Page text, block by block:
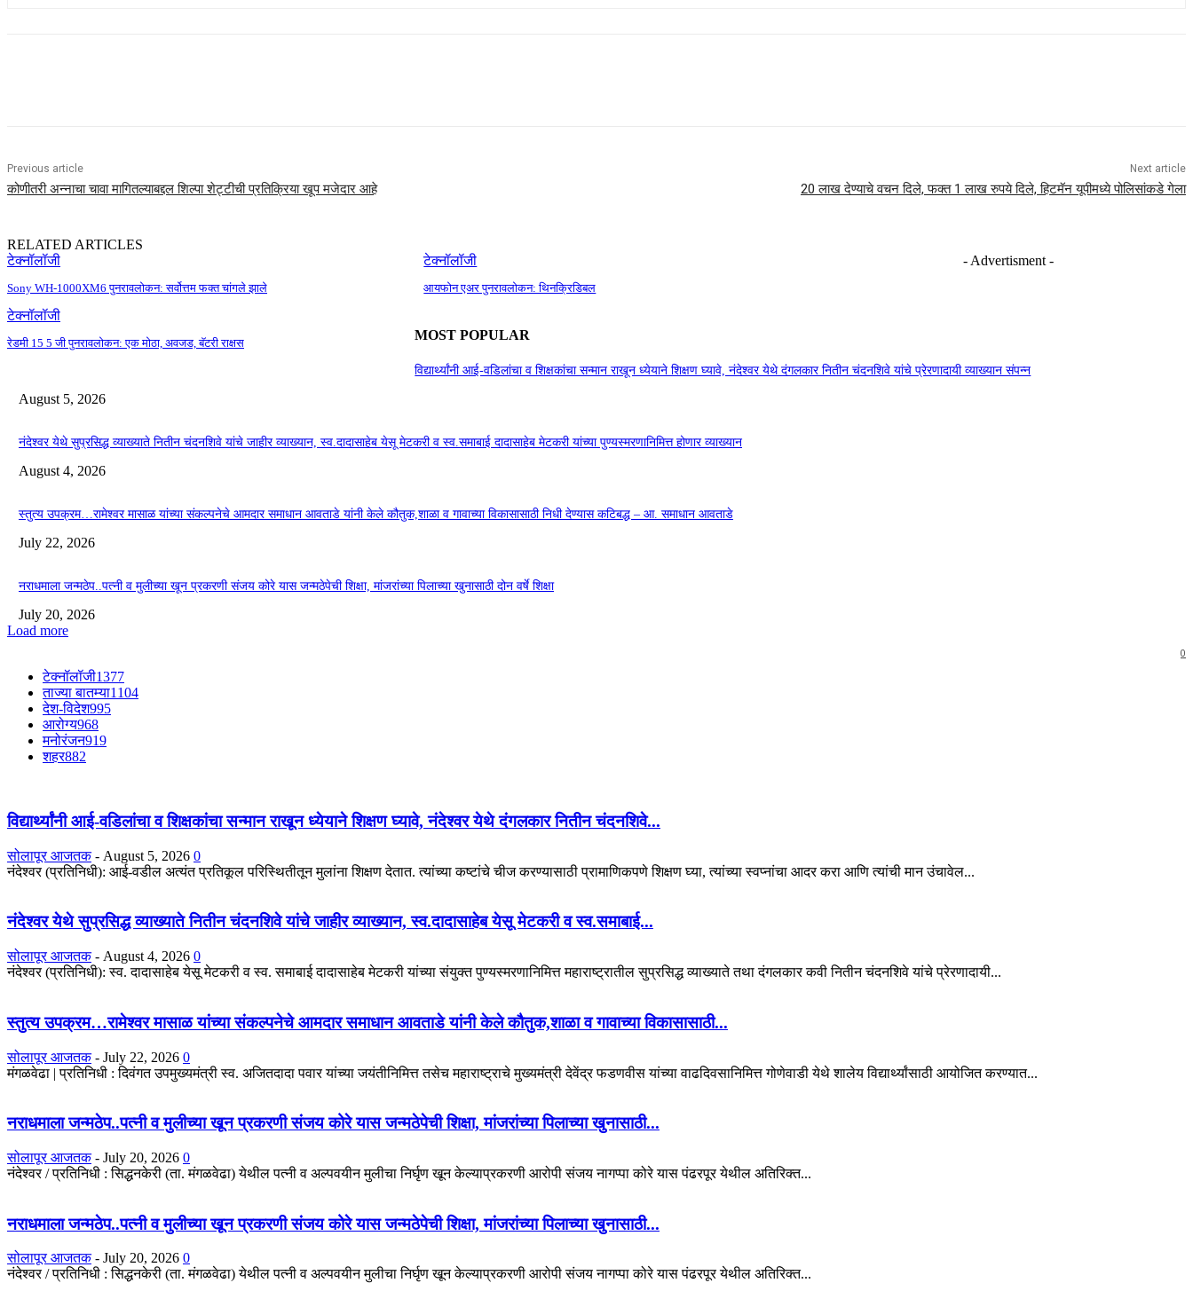
Previous article
कोणीतरी अन्नाचा चावा मागितल्याबद्दल शिल्पा शेट्टीची प्रतिक्रिया खूप मजेदार आहे
Next article
20 लाख देण्याचे वचन दिले, फक्त 1 लाख रुपये दिले, हिटमॅन यूपीमध्ये पोलिसांकडे गेला
RELATED ARTICLES
टेक्नॉलॉजी
Sony WH-1000XM6 पुनरावलोकन: सर्वोत्तम फक्त चांगले झाले
टेक्नॉलॉजी
आयफोन एअर पुनरावलोकन: थिनक्रिडिबल
टेक्नॉलॉजी
रेडमी 15 5 जी पुनरावलोकन: एक मोठा, अवजड, बॅटरी राक्षस
- Advertisment -
MOST POPULAR
विद्यार्थ्यांनी आई-वडिलांचा व शिक्षकांचा सन्मान राखून ध्येयाने शिक्षण घ्यावे, नंदेश्वर येथे दंगलकार नितीन चंदनशिवे यांचे प्रेरणादायी व्याख्यान संपन्न
August 5, 2026
नंदेश्वर येथे सुप्रसिद्ध व्याख्याते नितीन चंदनशिवे यांचे जाहीर व्याख्यान, स्व.दादासाहेब येसू मेटकरी व स्व.समाबाई दादासाहेब मेटकरी यांच्या पुण्यस्मरणानिमित्त होणार व्याख्यान
August 4, 2026
स्तुत्य उपक्रम…रामेश्वर मासाळ यांच्या संकल्पनेचे आमदार समाधान आवताडे यांनी केले कौतुक,शाळा व गावाच्या विकासासाठी निधी देण्यास कटिबद्ध – आ. समाधान आवताडे
July 22, 2026
नराधमाला जन्मठेप..पत्नी व मुलीच्या खून प्रकरणी संजय कोरे यास जन्मठेपेची शिक्षा, मांजरांच्या पिलाच्या खुनासाठी दोन वर्षे शिक्षा
July 20, 2026
Load more
0
टेक्नॉलॉजी1377
ताज्या बातम्या1104
देश-विदेश995
आरोग्य968
मनोरंजन919
शहर882
विद्यार्थ्यांनी आई-वडिलांचा व शिक्षकांचा सन्मान राखून ध्येयाने शिक्षण घ्यावे, नंदेश्वर येथे दंगलकार नितीन चंदनशिवे...
सोलापूर आजतक - August 5, 2026 0
नंदेश्वर (प्रतिनिधी): आई-वडील अत्यंत प्रतिकूल परिस्थितीतून मुलांना शिक्षण देतात. त्यांच्या कष्टांचे चीज करण्यासाठी प्रामाणिकपणे शिक्षण घ्या, त्यांच्या स्वप्नांचा आदर करा आणि त्यांची मान उंचावेल...
नंदेश्वर येथे सुप्रसिद्ध व्याख्याते नितीन चंदनशिवे यांचे जाहीर व्याख्यान, स्व.दादासाहेब येसू मेटकरी व स्व.समाबाई...
सोलापूर आजतक - August 4, 2026 0
नंदेश्वर (प्रतिनिधी): स्व. दादासाहेब येसू मेटकरी व स्व. समाबाई दादासाहेब मेटकरी यांच्या संयुक्त पुण्यस्मरणानिमित्त महाराष्ट्रातील सुप्रसिद्ध व्याख्याते तथा दंगलकार कवी नितीन चंदनशिवे यांचे प्रेरणादायी...
स्तुत्य उपक्रम…रामेश्वर मासाळ यांच्या संकल्पनेचे आमदार समाधान आवताडे यांनी केले कौतुक,शाळा व गावाच्या विकासासाठी...
सोलापूर आजतक - July 22, 2026 0
मंगळवेढा | प्रतिनिधी : दिवंगत उपमुख्यमंत्री स्व. अजितदादा पवार यांच्या जयंतीनिमित्त तसेच महाराष्ट्राचे मुख्यमंत्री देवेंद्र फडणवीस यांच्या वाढदिवसानिमित्त गोणेवाडी येथे शालेय विद्यार्थ्यांसाठी आयोजित करण्यात...
नराधमाला जन्मठेप..पत्नी व मुलीच्या खून प्रकरणी संजय कोरे यास जन्मठेपेची शिक्षा, मांजरांच्या पिलाच्या खुनासाठी...
सोलापूर आजतक - July 20, 2026 0
नंदेश्वर / प्रतिनिधी : सिद्धनकेरी (ता. मंगळवेढा) येथील पत्नी व अल्पवयीन मुलीचा निर्घृण खून केल्याप्रकरणी आरोपी संजय नागप्पा कोरे यास पंढरपूर येथील अतिरिक्त...
नराधमाला जन्मठेप..पत्नी व मुलीच्या खून प्रकरणी संजय कोरे यास जन्मठेपेची शिक्षा, मांजरांच्या पिलाच्या खुनासाठी...
सोलापूर आजतक - July 20, 2026 0
नंदेश्वर / प्रतिनिधी : सिद्धनकेरी (ता. मंगळवेढा) येथील पत्नी व अल्पवयीन मुलीचा निर्घृण खून केल्याप्रकरणी आरोपी संजय नागप्पा कोरे यास पंढरपूर येथील अतिरिक्त...